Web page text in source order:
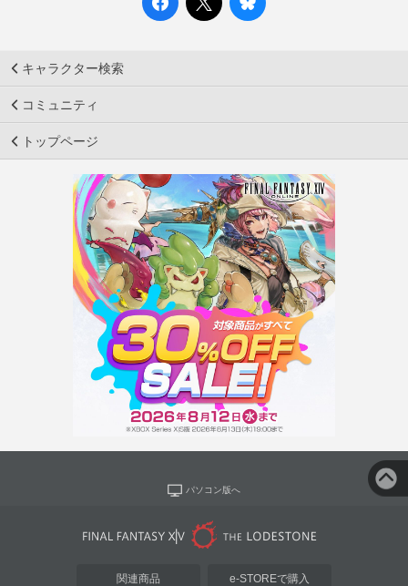
キャラクター検索
コミュニティ
トップページ
パソコン版へ
関連商品 e-STOREで購入